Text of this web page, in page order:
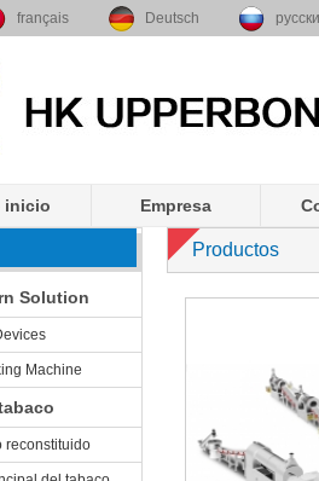
français Deutsch
inicio Empresa
Solution
Machine
reconstituido
Productos